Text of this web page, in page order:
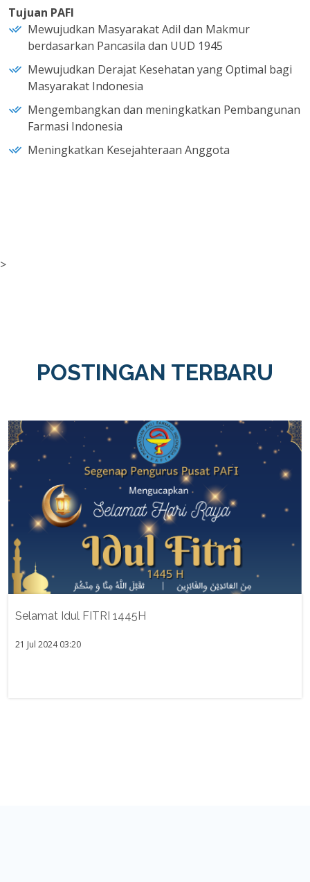
Tujuan PAFI
Mewujudkan Masyarakat Adil dan Makmur
berdasarkan Pancasila dan UUD 1945
Mewujudkan Derajat Kesehatan yang Optimal bagi
Masyarakat Indonesia
Mengembangkan dan meningkatkan Pembangunan
Farmasi Indonesia
Meningkatkan Kesejahteraan Anggota
>
POSTINGAN TERBARU
Selamat Idul FITRI 1445H
21 Jul 2024 03:20